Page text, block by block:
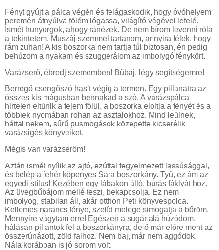
Fényt gyújt a pálca végén és felágaskodik, hogy óvóhelyem
peremén átnyúlva fölém lógassa, világító végével lefelé.
Ismét hunyorgok, ahogy ránézek. De nem bírom levenni róla
a tekintetem. Muszáj szemmel tartanom, annyira félek, hogy
rám zuhan! A kis boszorka nem tartja túl biztosan, én pedig
behúzom a nyakam és szuggerálom az imbolygó fénykört.
Varázserő, ébredj szememben! Bűbáj, légy segítségemre!
Berregő csengőszó hasít végig a termen. Egy pillanatra az
összes kis mágusban bennakad a szó. A varázspálca
hirtelen eltűnik a fejem fölül, a boszorka eloltja a fényét és a
többiek nyomában rohan az asztalokhoz. Mind leülnek,
háttal nekem, sűrű pusmogások közepette kicserélik
varázsigés könyveiket.
Mégis van varázserőm!
Aztán ismét nyílik az ajtó, ezúttal fegyelmezett lassúsággal,
és belép a fehér köpenyes Sára boszorkány. Tyű, ez ám az
egyedi stílus! Kezében egy lábakon álló, búrás fáklyát hoz.
Az üvegbűbájom mellé teszi, bekapcsolja. Ez nem
imbolyog, stabilan áll, akár otthon Peti könyvespolca.
Kellemes narancs fénye, szelíd melege simogatja a bőröm.
Mennyire vágytam erre! Egészen a sugár alá húzódom,
hálásan pillantok fel a boszorkányra, de ő már előre ment az
összerúnázott, zöld falhoz. Nem baj, már nem aggódok.
Nála korábban is jó sorom volt.